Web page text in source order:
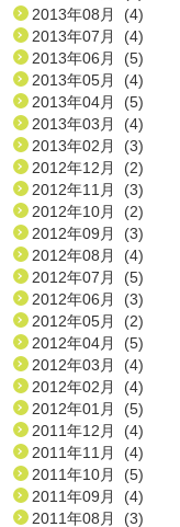
2013年08月 (4)
2013年07月 (4)
2013年06月 (5)
2013年05月 (4)
2013年04月 (5)
2013年03月 (4)
2013年02月 (3)
2012年12月 (2)
2012年11月 (3)
2012年10月 (2)
2012年09月 (3)
2012年08月 (4)
2012年07月 (5)
2012年06月 (3)
2012年05月 (2)
2012年04月 (5)
2012年03月 (4)
2012年02月 (4)
2012年01月 (5)
2011年12月 (4)
2011年11月 (4)
2011年10月 (5)
2011年09月 (4)
2011年08月 (3)